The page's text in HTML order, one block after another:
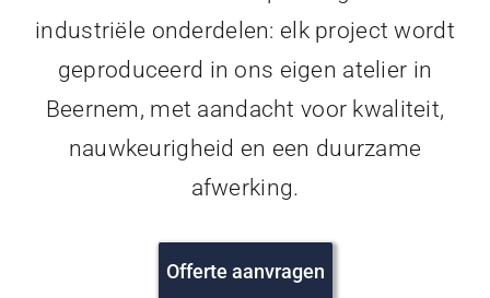
industriële onderdelen: elk project wordt
geproduceerd in ons eigen atelier in
Beernem, met aandacht voor kwaliteit,
nauwkeurigheid en een duurzame
afwerking.
Offerte aanvragen